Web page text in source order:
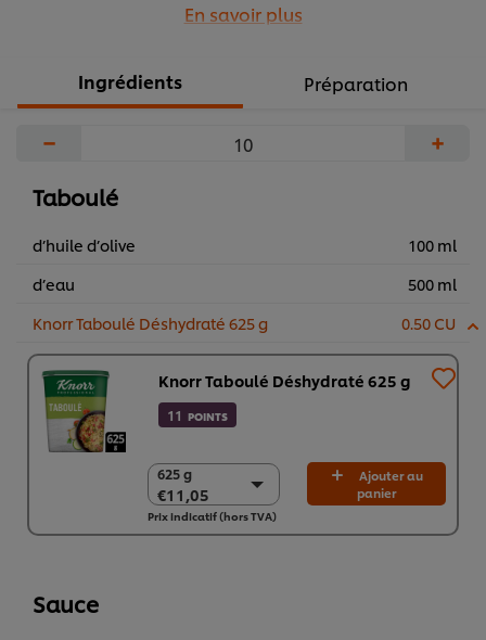
varie quelque peu.
composent figurent feuilles de curry, cumin,
En savoir plus
Ingrédients Préparation
− +
Taboulé
d’huile d’olive
100 ml
d’eau
500 ml
Knorr Taboulé Déshydraté 625 g
0.50 CU
Knorr Taboulé Déshydraté 625 g
11 POINTS
625 g
€11,05
625 g
€11,05
6 x 625 g
Ajouter au
panier
Prix indicatif (hors TVA)
Sauce